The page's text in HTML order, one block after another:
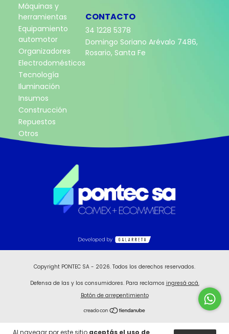
Al navegar por este sitio aceptás el uso de
Máquinas y
herramientas
Equipamiento
automotor
Organizadores
Electrodomésticos
Tecnología
Iluminación
Insumos
Construcción
Repuestos
Otros
CONTACTO
34 1228 5378
Domingo Soriano Arévalo 7486,
Rosario, Santa Fe
Copyright PONTEC SA - 2026. Todos los derechos reservados.
Defensa de las y los consumidores. Para reclamos ingresá acá.
Botón de arrepentimiento